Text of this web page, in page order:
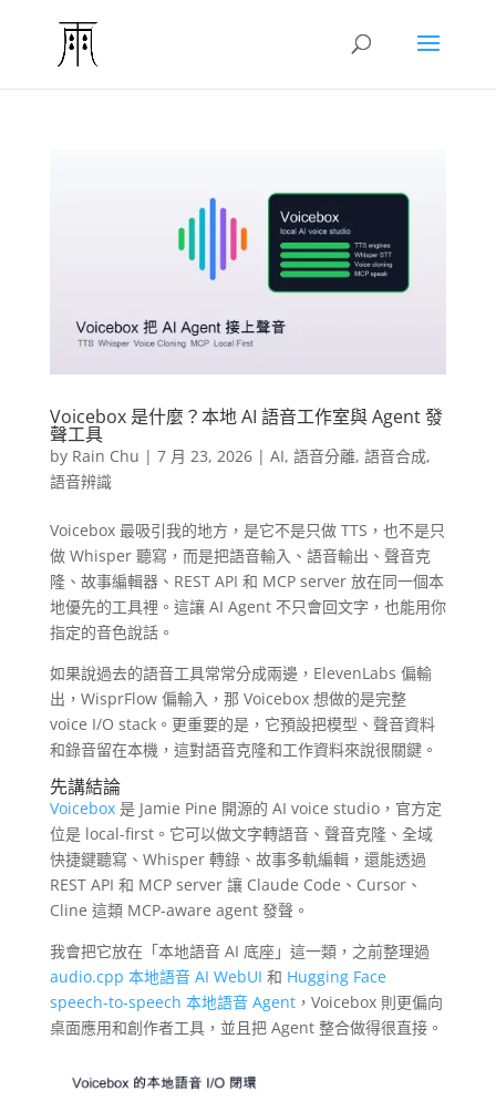
Voicebox 是什麼？本地 AI 語音工作室與 Agent 發
聲工具
by Rain Chu | 7 月 23, 2026| AI, 語音分離, 語音合成,
語音辨識
Voicebox 最吸引我的地方，是它不是只做 TTS，也不是只
做 Whisper 聽寫，而是把語音輸入、語音輸出、聲音克
隆、故事編輯器、REST API 和 MCP server 放在同一個本
地優先的工具裡。這讓 AI Agent 不只會回文字，也能用你
指定的音色說話。
如果說過去的語音工具常常分成兩邊，ElevenLabs 偏輸
出，WisprFlow 偏輸入，那 Voicebox 想做的是完整
voice I/O stack。更重要的是，它預設把模型、聲音資料
和錄音留在本機，這對語音克隆和工作資料來說很關鍵。
先講結論
Voicebox是 Jamie Pine 開源的 AI voice studio，官方定
位是 local-first。它可以做文字轉語音、聲音克隆、全域
快捷鍵聽寫、Whisper 轉錄、故事多軌編輯，還能透過
REST API 和 MCP server 讓 Claude Code、Cursor、
Cline 這類 MCP-aware agent 發聲。
我會把它放在「本地語音 AI 底座」這一類，之前整理過
audio.cpp 本地語音 AI WebUI 和 Hugging Face
speech-to-speech 本地語音 Agent，Voicebox 則更偏向
桌面應用和創作者工具，並且把 Agent 整合做得很直接。